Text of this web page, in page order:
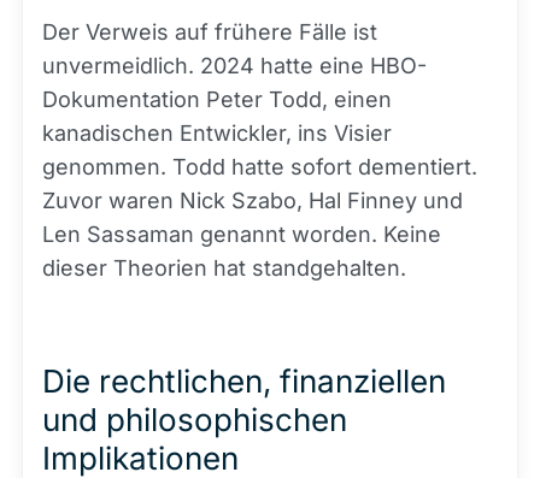
Der Verweis auf frühere Fälle ist
unvermeidlich. 2024 hatte eine HBO-
Dokumentation Peter Todd, einen
kanadischen Entwickler, ins Visier
genommen. Todd hatte sofort dementiert.
Zuvor waren Nick Szabo, Hal Finney und
Len Sassaman genannt worden. Keine
dieser Theorien hat standgehalten.
Die rechtlichen, finanziellen
und philosophischen
Implikationen